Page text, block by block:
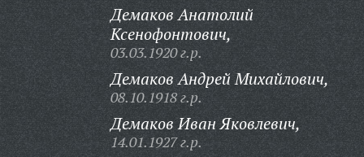
Демаков Анатолий
Ксенофонтович,
03.03.1920 г.р.
Демаков Андрей Михайлович,
08.10.1918 г.р.
Демаков Иван Яковлевич,
14.01.1927 г.р.